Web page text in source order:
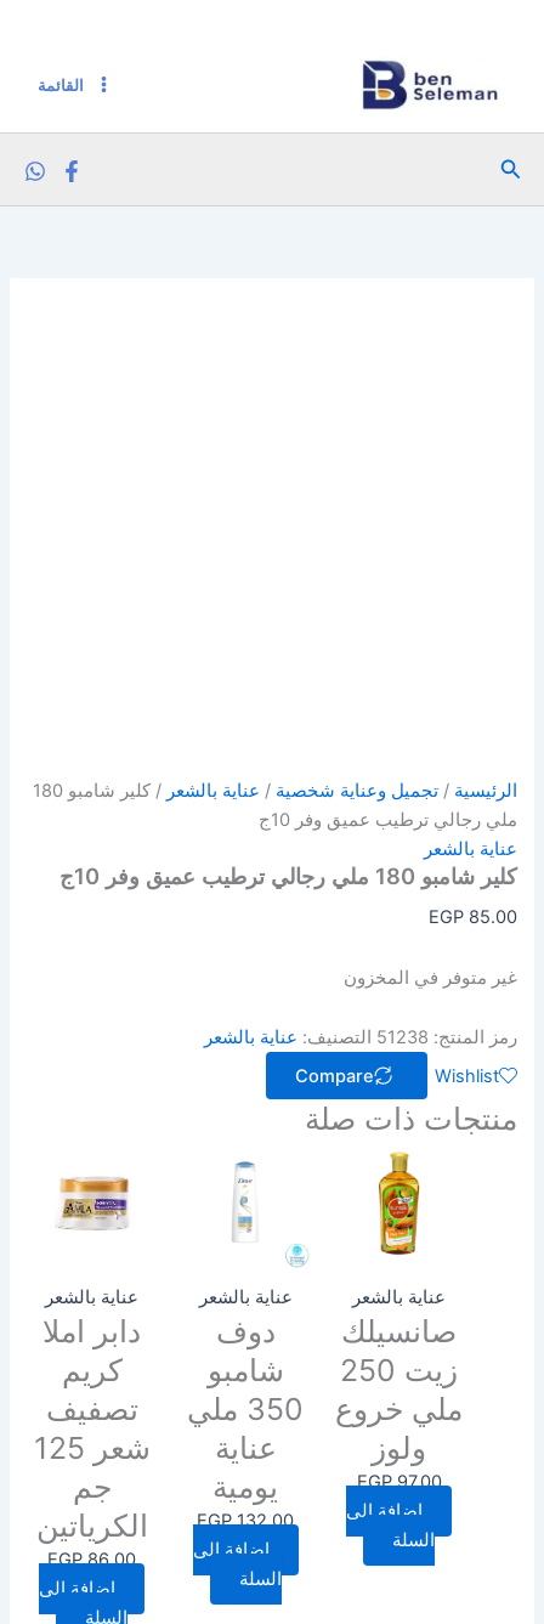
القائمة
البحث
الرئيسية /تجميل وعناية شخصية / عناية بالشعر
/ كلير شامبو 180
ملي رجالي ترطيب عميق وفر 10ج
عناية بالشعر
كلير شامبو 180 ملي رجالي ترطيب عميق وفر 10ج
EGP85.00
غير متوفر في المخزون
رمز المنتج: 51238 التصنيف: عناية بالشعر
Wishlist
Compare
منتجات ذات صلة
عناية بالشعر
صانسيلك
زيت 250
ملي خروع
ولوز
EGP97.00
إضافة إلى
السلة
عناية بالشعر
دوف
شامبو
350 ملي
عناية
يومية
EGP132.00
إضافة إلى
السلة
عناية بالشعر
دابر املا
كريم
تصفيف
شعر 125
جم
الكرياتين
EGP86.00
إضافة إلى
السلة